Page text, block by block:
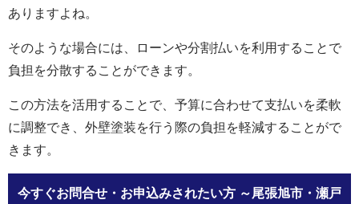
ありますよね。
そのような場合には、ローンや分割払いを利用することで
負担を分散することができます。
この方法を活用することで、予算に合わせて支払いを柔軟
に調整でき、外壁塗装を行う際の負担を軽減することがで
きます。
今すぐお問合せ・お申込みされたい方 ～尾張旭市・瀬戸